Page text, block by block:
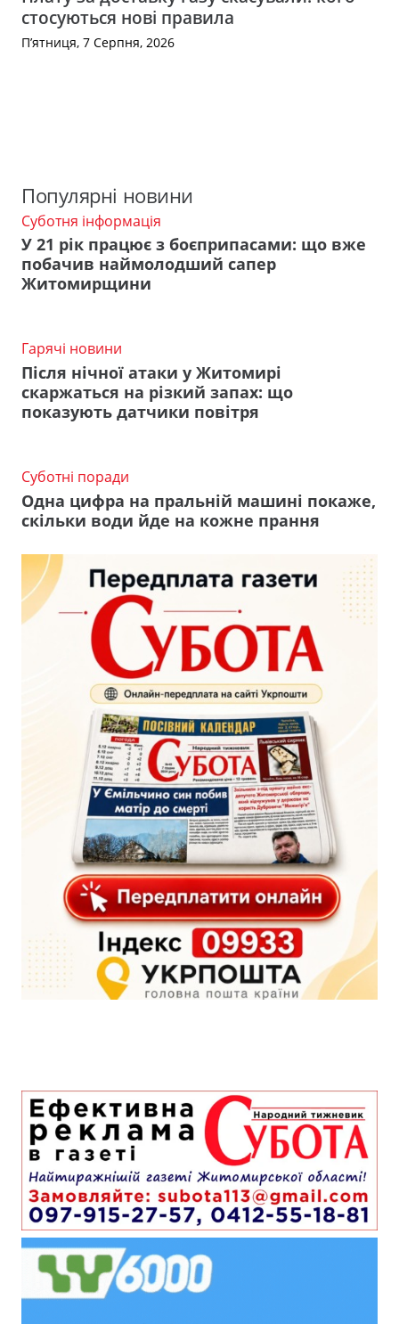
стосуються нові правила
П’ятниця, 7 Серпня, 2026
Популярні новини
Суботня інформація
У 21 рік працює з боєприпасами: що вже
побачив наймолодший сапер
Житомирщини
Гарячі новини
Після нічної атаки у Житомирі
скаржаться на різкий запах: що
показують датчики повітря
Суботні поради
Одна цифра на пральній машині покаже,
скільки води йде на кожне прання